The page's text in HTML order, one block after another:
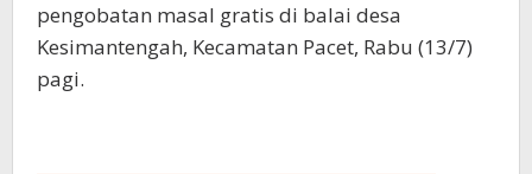
pengobatan masal gratis di balai desa
Kesimantengah, Kecamatan Pacet, Rabu (13/7)
pagi.